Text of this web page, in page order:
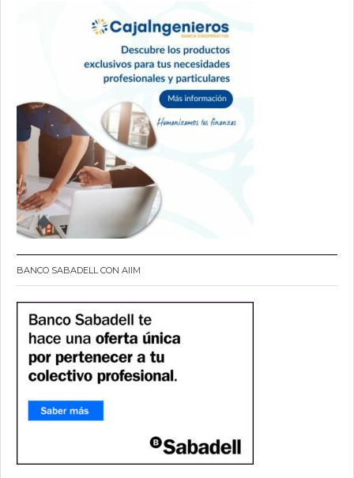
BANCO SABADELL CON AIIM